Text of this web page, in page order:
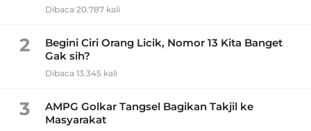
Dibaca 20.787 kali
2
Begini Ciri Orang Licik, Nomor 13 Kita Banget
Gak sih?
Dibaca 13.345 kali
3
AMPG Golkar Tangsel Bagikan Takjil ke
Masyarakat